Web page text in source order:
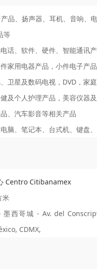
品、扬声器、耳机、音响、
等
话、软件、硬件、智能通讯
家用电器产品，小件电子产
卫星及数码电视，DVD，家
及个人护理产品，美容仪器
、汽车影音等相关产品
脑、笔记本、台式机、键盘
Centro Citibanamex
米
西哥城 - Av. del
CDMX,